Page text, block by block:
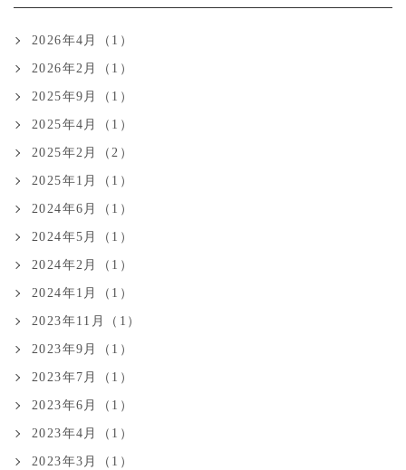
2026年4月（1）
2026年2月（1）
2025年9月（1）
2025年4月（1）
2025年2月（2）
2025年1月（1）
2024年6月（1）
2024年5月（1）
2024年2月（1）
2024年1月（1）
2023年11月（1）
2023年9月（1）
2023年7月（1）
2023年6月（1）
2023年4月（1）
2023年3月（1）